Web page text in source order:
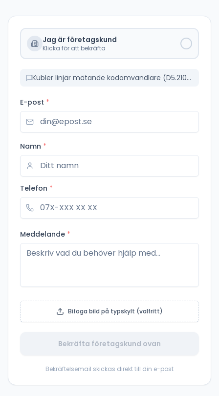
Jag är företagskund
Klicka för att bekräfta
Kübler linjär mätande kodomvandlare (D5.2102.2441.1000)
E-post *
Namn *
Telefon *
Meddelande *
Bifoga bild på typskylt (valfritt)
Bekräfta företagskund ovan
Bekräftelsemail skickas direkt till din e-post